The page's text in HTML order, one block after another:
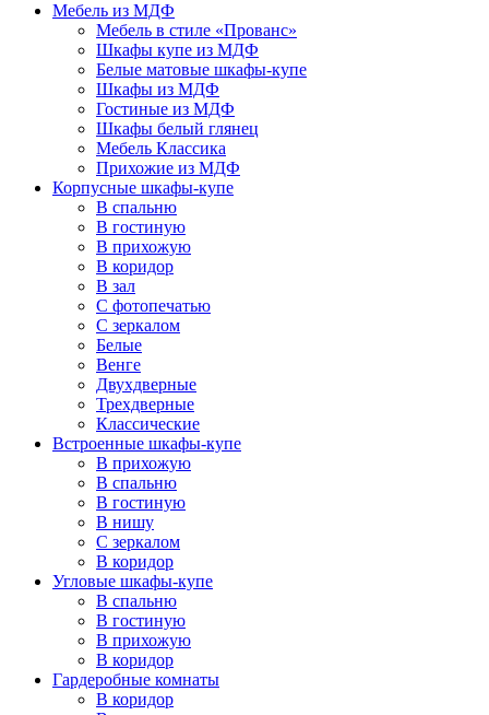
Мебель из МДФ
Мебель в стиле «Прованс»
Шкафы купе из МДФ
Белые матовые шкафы-купе
Шкафы из МДФ
Гостиные из МДФ
Шкафы белый глянец
Мебель Классика
Прихожие из МДФ
Корпусные шкафы-купе
В спальню
В гостиную
В прихожую
В коридор
В зал
С фотопечатью
С зеркалом
Белые
Венге
Двухдверные
Трехдверные
Классические
Встроенные шкафы-купе
В прихожую
В спальню
В гостиную
В нишу
С зеркалом
В коридор
Угловые шкафы-купе
В спальню
В гостиную
В прихожую
В коридор
Гардеробные комнаты
В коридор